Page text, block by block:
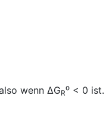
wenn ΔGR⁰ < 0 ist.